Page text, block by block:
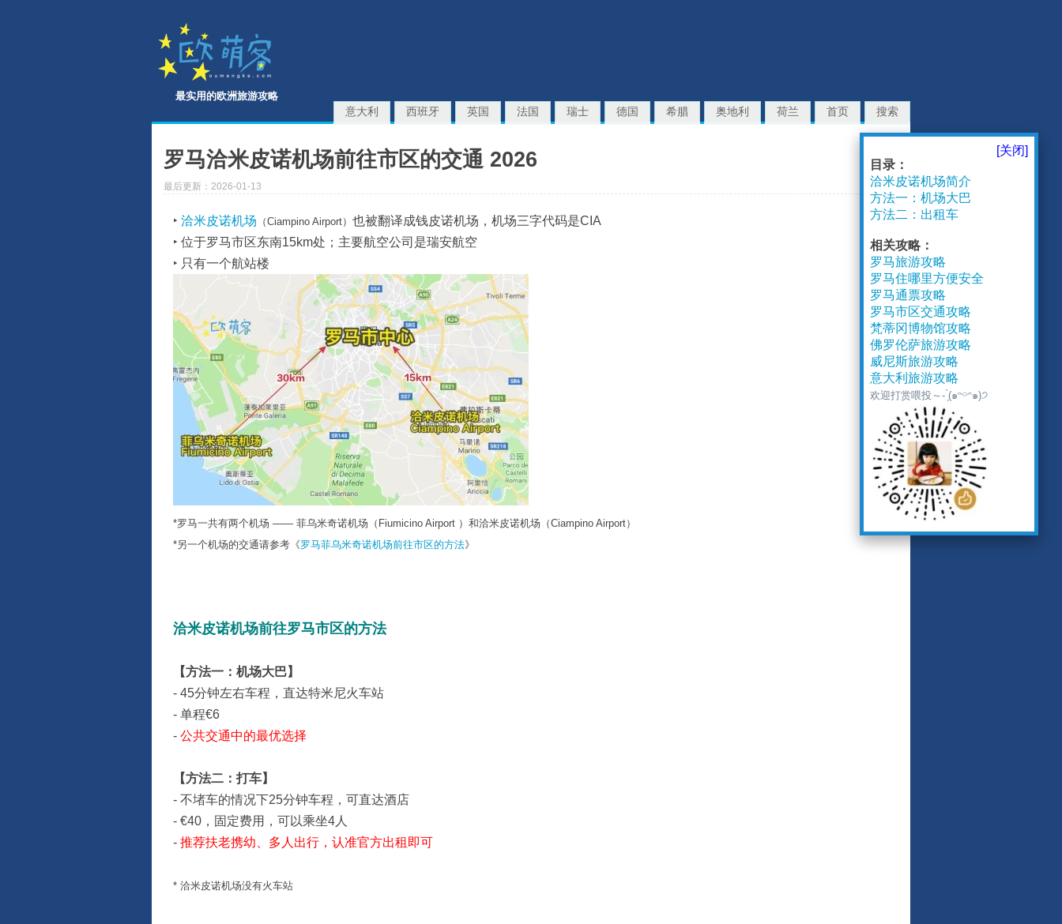
最实用的欧洲旅游攻略
意大利 西班牙 英国 法国 瑞士 德国 希腊 奥地利 荷兰 首页 搜索
罗马洽米皮诺机场前往市区的交通 2026
最后更新：2026-01-13
‣ 洽米皮诺机场 （Ciampino Airport） 也被翻译成钱皮诺机场，机场三字代码是CIA
‣ 位于罗马市区东南15km处；主要航空公司是瑞安航空
‣ 只有一个航站楼
*罗马一共有两个机场 —— 菲乌米奇诺机场（Fiumicino Airport ）和洽米皮诺机场（Ciampino Airport）
*另一个机场的交通请参考《罗马菲乌米奇诺机场前往市区的方法》
洽米皮诺机场前往罗马市区的方法
【方法一：机场大巴】
- 45分钟左右车程，直达特米尼火车站
- 单程€6
- 公共交通中的最优选择
【方法二：打车】
- 不堵车的情况下25分钟车程，可直达酒店
- €40，固定费用，可以乘坐4人
- 推荐扶老携幼、多人出行，认准官方出租即可
* 洽米皮诺机场没有火车站
[关闭]
目录：
洽米皮诺机场简介
方法一：机场大巴
方法二：出租车
相关攻略：
罗马旅游攻略
罗马住哪里方便安全
罗马通票攻略
罗马市区交通攻略
梵蒂冈博物馆攻略
佛罗伦萨旅游攻略
威尼斯旅游攻略
意大利旅游攻略
欢迎打赏喂投～- ̗̀(๑ᵔ⌔ᵔ๑)੭